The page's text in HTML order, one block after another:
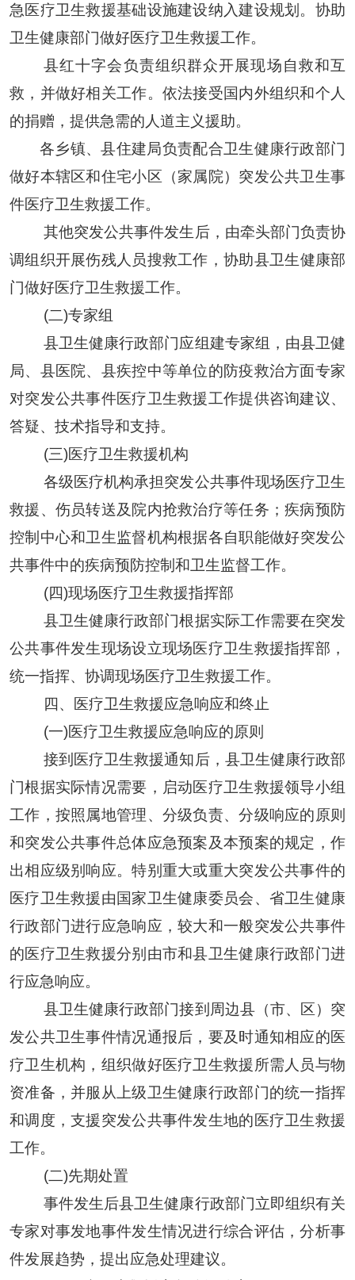
急医疗卫生救援基础设施建设纳入建设规划 。 协助
卫生健康部门做好医疗卫生救援工作。
县红十字会负责组织群众开展现场自救和互
救，并做好相关工作。依法接受国内外组织和个人
的捐赠，提供急需的人道主义援助。
各乡镇、县住建局负责配合卫生健康行政部门
做好本辖区和住宅小区（家属院）突发公共卫生事
件医疗卫生救援工作。
其他突发公共事件发生后，由牵头部门负责协
调组织开展伤残人员搜救工作，协助县卫生健康部
门做好医疗卫生救援工作。
(二)专家组
县卫生健康行政部门应组建专家组， 由县卫健
局、县医院、县疾控中等单位的防疫救治方面专家
对突发公共事件医疗卫生救援工作提供咨询建议、
答疑、技术指导和支持。
(三)医疗卫生救援机构
各级医疗机构承担突发公共事件现场医疗卫生
救援、伤员转送及院内抢救治疗等任务；疾病预防
控制 中心和卫生监督机构根据各自职能做好突发公
共事件中的疾病预防控制和卫生监督工作。
(四)现场医疗卫生救援指挥部
县卫生健康行政部门根据实际工作需要在突发
公共事件发生现场设立现场医疗卫生救援指挥部，
统一指挥、协调现场医疗卫生救援工作。
四、医疗卫生救援应急响应和终止
(一)医疗卫生救援应急响应的原则
接到医疗卫生救援通知后，县卫生健康行政部
门根据实际情况需要，启动医疗卫生救援领导小组
工作，按照属地管理、分级负责、分级响应的原则
和突发公共事件总体应急预案及本预案的规定，作
出相应级别响应。特别重大或重大突发公共事件的
医疗卫生救援由国家卫生健康委员会、省卫生健康
行政部门进行应急响应，较大和一般突发公共事件
的医疗卫生救援分别由市和县卫生健康行政部门进
行应急响应。
县卫生健康行政部门接到 周边县（市、区） 突
发公共卫生事件情况通报后 ， 要及时通知相应的医
疗卫生机构 ，组织做好医疗卫生救援所需人员与物
资准备，并服从上级卫生健康行政部门的统一指挥
和调度，支援突发公共事件发生地的医疗卫生救援
工作。
(二)先期处置
事件发生后县卫生健康行政部门立即组织有关
专家对事发地事件发生情况进行综合评估，分析事
件发展趋势，提出应急处理建议。